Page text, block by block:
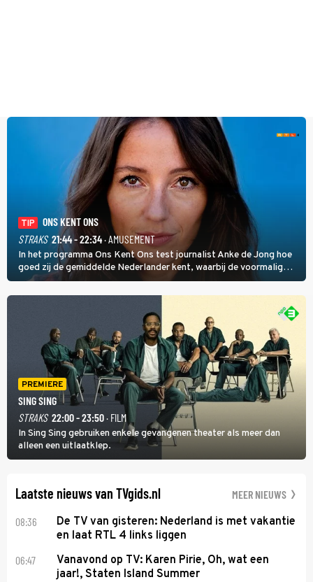
TIP
ONS KENT ONS
STRAKS 21:44 - 22:34· AMUSEMENT
In het programma Ons Kent Ons test journalist Anke de Jong hoe
goed zij de gemiddelde Nederlander kent, waarbij de voormalig
hoofdredacteur van modebladen Glamour en Elle het samen met
rapper Keizer opneemt tegen Edson da Graça en Marc-Marie
PREMIERE
SING SING
STRAKS 22:00 - 23:50· FILM
In Sing Sing gebruiken enkele gevangenen theater als meer dan
alleen een uitlaatklep.
Laatste nieuws van TVgids.nl MEER NIEUWS
08:36
De TV van gisteren: Nederland is met vakantie
en laat RTL 4 links liggen
06:47
Vanavond op TV: Karen Pirie, Oh, wat een
jaar!, Staten Island Summer